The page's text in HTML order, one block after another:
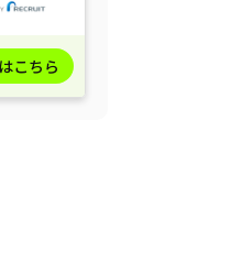
こちら